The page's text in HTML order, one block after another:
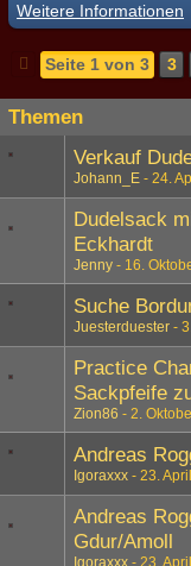
Weitere Informationen
Seite 1 von 3 3
Themen
Verkauf
Johann_E 24.
Dudelsack
Eckhardt
Jenny 16.
Suche
Juesterduester
Practice
Sackpfeife
Zion86 2.
Andreas
Igoraxxx 23.
Andreas
Gdur/Amoll
Igoraxxx 23.